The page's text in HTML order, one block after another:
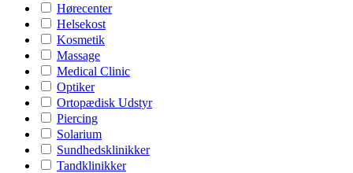
Hørecenter
Helsekost
Kosmetik
Massage
Medical Clinic
Optiker
Ortopædisk Udstyr
Piercing
Solarium
Sundhedsklinikker
Tandklinikker